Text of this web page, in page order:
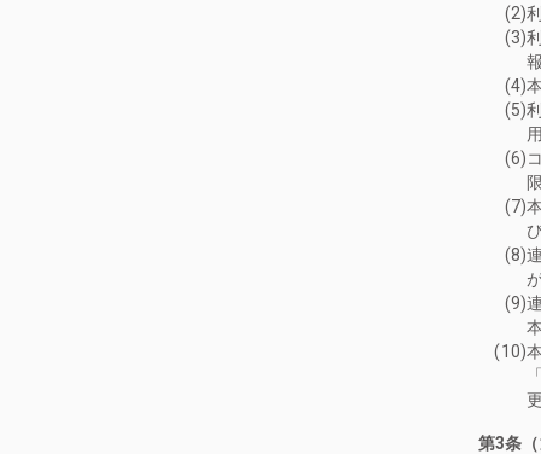
第3条